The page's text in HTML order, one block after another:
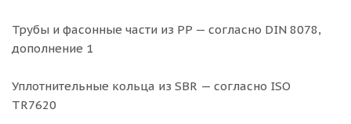
Трубы и фасонные части из PP — согласно DIN 8078,
дополнение 1
Уплотнительные кольца из SBR — согласно ISO
TR7620